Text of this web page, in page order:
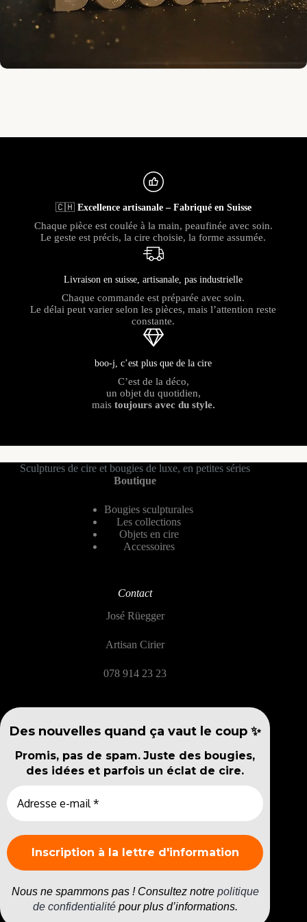
🇨🇭 Excellence artisanale – Fabriqué en Suisse
Chaque pièce est coulée à la main, peaufinée avec soin.
Le geste est précis, la cire choisie, la forme assumée.
Livraison en suisse, artisanale, pas industrielle
Chaque commande est préparée avec soin.
Le délai peut varier selon les pièces, mais l’attention reste
constante.
boo-j, c’est plus que de la cire
C’est de la déco,
un objet du quotidien,
mais toujours avec du style.
Sculptures de cire et bougies de luxe, en petites séries
Boutique
Bougies sculpturales
Les collections
Objets en cire
Accessoires
Contact
José Rüegger
Artisan Cirier
078 914 23 23
Des nouvelles quand ça vaut le coup ✨
Promis, pas de spam. Juste des bougies,
des idées et parfois un éclat de cire.
Nous ne spammons pas ! Consultez notre politique
de confidentialitépour plus d’informations.